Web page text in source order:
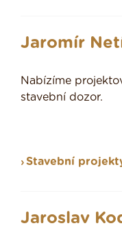
Jaromír
Nabízíme
stavební dozor.
Stavební
Jaroslav